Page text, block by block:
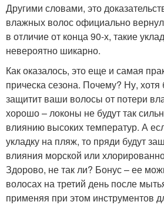
Другими словами, это
влажных волос официально
в отличие от конца 90-х, такие
невероятно шикарно.
Как оказалось, это еще и самая
прическа сезона. Почему? Ну,
защитит ваши волосы от потери
хорошо – локоны не будут так
влиянию высоких температур. А
укладку на пляж, то пряди будут
влияния морской или
Здорово, не так ли? Бонус – ее
волосах на третий день после
применяя при этом инструментов